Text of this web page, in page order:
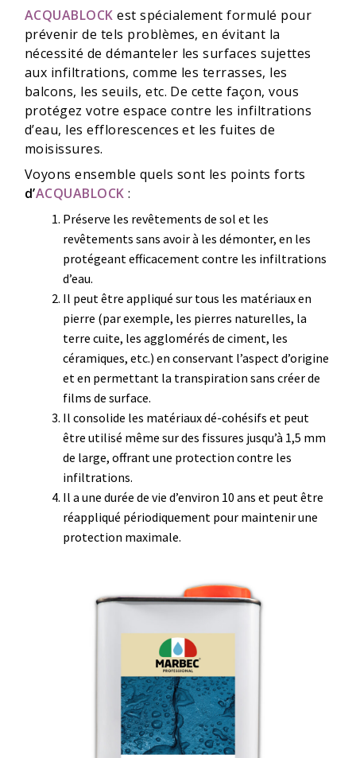
ACQUABLOCKest spécialement formulé pour
prévenir de tels problèmes, en évitant la
nécessité de démanteler les surfaces sujettes
aux infiltrations, comme les terrasses, les
balcons, les seuils, etc. De cette façon, vous
protégez votre espace contre les infiltrations
d’eau, les efflorescences et les fuites de
moisissures.
Voyons ensemble quels sont les points forts
d’ACQUABLOCK :
Préserve les revêtements de sol et les
revêtements sans avoir à les démonter, en les
protégeant efficacement contre les infiltrations
d’eau.
Il peut être appliqué sur tous les matériaux en
pierre (par exemple, les pierres naturelles, la
terre cuite, les agglomérés de ciment, les
céramiques, etc.) en conservant l’aspect d’origine
et en permettant la transpiration sans créer de
films de surface.
Il consolide les matériaux dé-cohésifs et peut
être utilisé même sur des fissures jusqu’à 1,5 mm
de large, offrant une protection contre les
infiltrations.
Il a une durée de vie d’environ 10 ans et peut être
réappliqué périodiquement pour maintenir une
protection maximale.